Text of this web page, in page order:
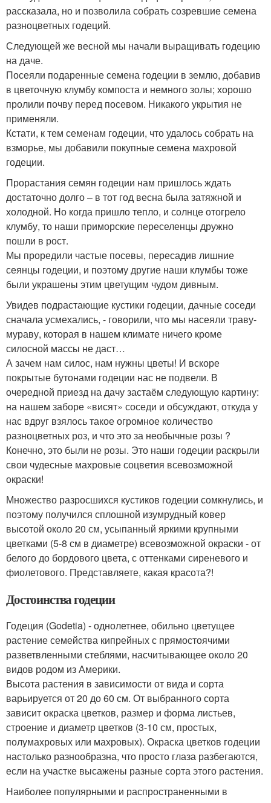
рассказала, но и позволила собрать созревшие семена
разноцветных годеций.
Следующей же весной мы начали выращивать годецию
на даче.
Посеяли подаренные семена годеции в землю, добавив
в цветочную клумбу компоста и немного золы; хорошо
пролили почву перед посевом. Никакого укрытия не
применяли.
Кстати, к тем семенам годеции, что удалось собрать на
взморье, мы добавили покупные семена махровой
годеции.
Прорастания семян годеции нам пришлось ждать
достаточно долго – в тот год весна была затяжной и
холодной. Но когда пришло тепло, и солнце отогрело
клумбу, то наши приморские переселенцы дружно
пошли в рост.
Мы проредили частые посевы, пересадив лишние
сеянцы годеции, и поэтому другие наши клумбы тоже
были украшены этим цветущим чудом дивным.
Увидев подрастающие кустики годеции, дачные соседи
сначала усмехались, - говорили, что мы насеяли траву-
мураву, которая в нашем климате ничего кроме
силосной массы не даст…
А зачем нам силос, нам нужны цветы! И вскоре
покрытые бутонами годеции нас не подвели. В
очередной приезд на дачу застаём следующую картину:
на нашем заборе «висят» соседи и обсуждают, откуда у
нас вдруг взялось такое огромное количество
разноцветных роз, и что это за необычные розы ?
Конечно, это были не розы. Это наши годеции раскрыли
свои чудесные махровые соцветия всевозможной
окраски!
Множество разросшихся кустиков годеции сомкнулись, и
поэтому получился сплошной изумрудный ковер
высотой около 20 см, усыпанный яркими крупными
цветками (5-8 см в диаметре) всевозможной окраски - от
белого до бордового цвета, с оттенками сиреневого и
фиолетового. Представляете, какая красота?!
Достоинства годеции
Годеция (Godetia) - однолетнее, обильно цветущее
растение семейства кипрейных с прямостоячими
разветвленными стеблями, насчитывающее около 20
видов родом из Америки.
Высота растения в зависимости от вида и сорта
варьируется от 20 до 60 см. От выбранного сорта
зависит окраска цветков, размер и форма листьев,
строение и диаметр цветков (3-10 см, простых,
полумахровых или махровых). Окраска цветков годеции
настолько разнообразна, что просто глаза разбегаются,
если на участке высажены разные сорта этого растения.
Наиболее популярными и распространенными в